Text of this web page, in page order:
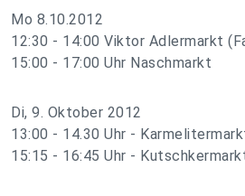
Mo 8.10.2012
12:30 - 14:00 Viktor Adlermarkt
15:00 - 17:00 Uhr Naschmarkt
Di, 9. Oktober 2012
13:00 - 14.30 Uhr -
15:15 - 16:45 Uhr -